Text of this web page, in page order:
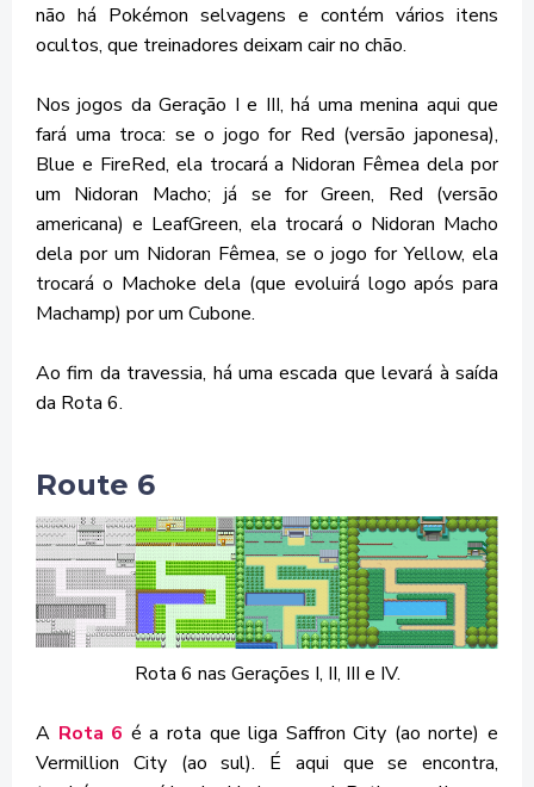
não há Pokémon selvagens e contém vários itens
ocultos, que treinadores deixam cair no chão.
Nos jogos da Geração I e III, há uma menina aqui que
fará uma troca: se o jogo for Red (versão japonesa),
Blue e FireRed, ela trocará a Nidoran Fêmea dela por
um Nidoran Macho; já se for Green, Red (versão
americana) e LeafGreen, ela trocará o Nidoran Macho
dela por um Nidoran Fêmea, se o jogo for Yellow, ela
trocará o Machoke dela (que evoluirá logo após para
Machamp) por um Cubone.
Ao fim da travessia, há uma escada que levará à saída
da Rota 6.
Route 6
Rota 6 nas Gerações I, II, III e IV.
A Rota 6 é a rota que liga Saffron City (ao norte) e
Vermillion City (ao sul). É aqui que se encontra,